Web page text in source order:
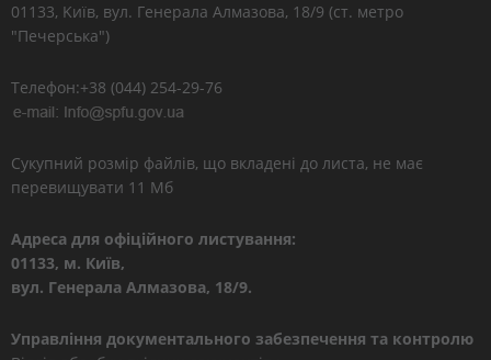
01133, Kиїв, вул. Генерала Алмазова, 18/9 (ст. метро
"Печерська")
Телефон:+38 (044) 254-29-76
Сукупний розмір файлів, що вкладені до листа, не має
перевищувати 11 Мб
Адреса для офіційного листування:
01133, м. Київ,
вул. Генерала Алмазова, 18/9.
Управління документального забезпечення та контролю